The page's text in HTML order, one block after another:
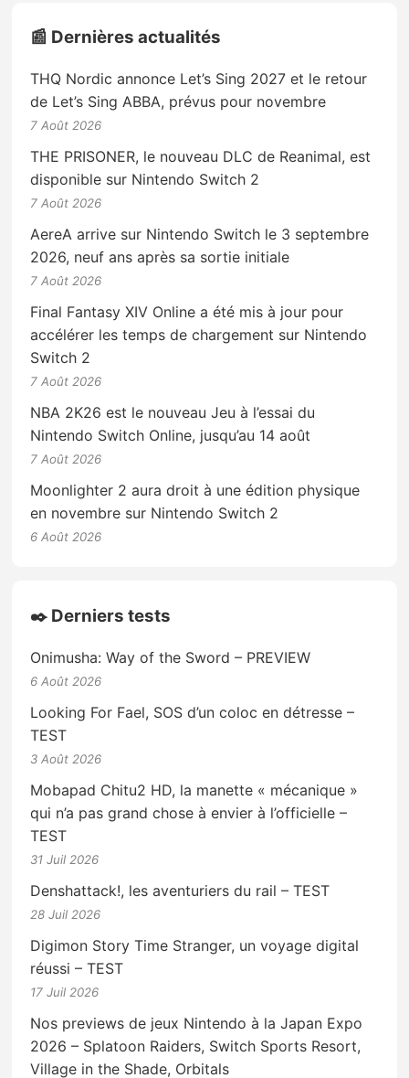
📰 Dernières actualités
THQ Nordic annonce Let’s Sing 2027 et le retour
de Let’s Sing ABBA, prévus pour novembre
7 Août 2026
THE PRISONER, le nouveau DLC de Reanimal, est
disponible sur Nintendo Switch 2
7 Août 2026
AereA arrive sur Nintendo Switch le 3 septembre
2026, neuf ans après sa sortie initiale
7 Août 2026
Final Fantasy XIV Online a été mis à jour pour
accélérer les temps de chargement sur Nintendo
Switch 2
7 Août 2026
NBA 2K26 est le nouveau Jeu à l’essai du
Nintendo Switch Online, jusqu’au 14 août
7 Août 2026
Moonlighter 2 aura droit à une édition physique
en novembre sur Nintendo Switch 2
6 Août 2026
✒️ Derniers tests
Onimusha: Way of the Sword – PREVIEW
6 Août 2026
Looking For Fael, SOS d’un coloc en détresse –
TEST
3 Août 2026
Mobapad Chitu2 HD, la manette « mécanique »
qui n’a pas grand chose à envier à l’officielle –
TEST
31 Juil 2026
Denshattack!, les aventuriers du rail – TEST
28 Juil 2026
Digimon Story Time Stranger, un voyage digital
réussi – TEST
17 Juil 2026
Nos previews de jeux Nintendo à la Japan Expo
2026 – Splatoon Raiders, Switch Sports Resort,
Village in the Shade, Orbitals